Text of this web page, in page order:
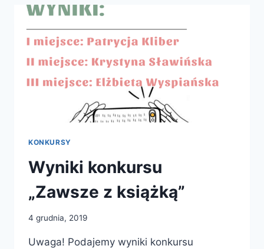
KONKURSY
Wyniki konkursu
„Zawsze z książką”
4 grudnia, 2019
Uwaga! Podajemy wyniki konkursu